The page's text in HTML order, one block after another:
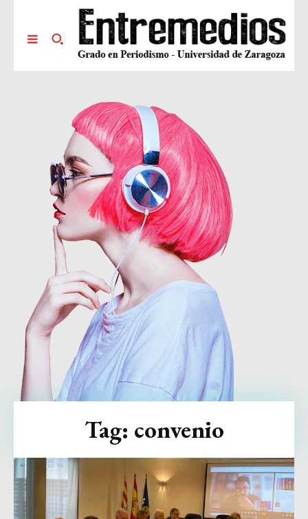
Tag: convenio